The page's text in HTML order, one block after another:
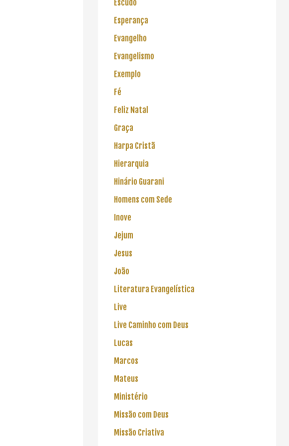
Escudo
Esperança
Evangelho
Evangelismo
Exemplo
Fé
Feliz Natal
Graça
Harpa Cristã
Hierarquia
Hinário Guarani
Homens com Sede
Inove
Jejum
Jesus
João
Literatura Evangelística
Live
Live Caminho com Deus
Lucas
Marcos
Mateus
Ministério
Missão com Deus
Missão Criativa